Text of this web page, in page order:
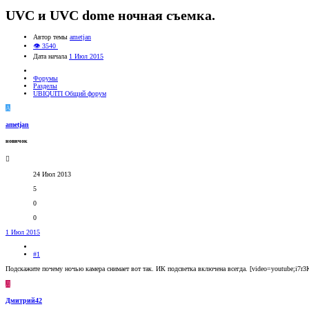
UVC и UVC dome ночная съемка.
Автор темы ametjan
👁 3540
Дата начала 1 Июл 2015
Форумы
Разделы
UBIQUITI Общий форум
A
ametjan
новичок
24 Июл 2013
5
0
0
1 Июл 2015
#1
Подскажите почему ночью камера снимает вот так. ИК подсветка включена всегда.
Д
Дмитрий42